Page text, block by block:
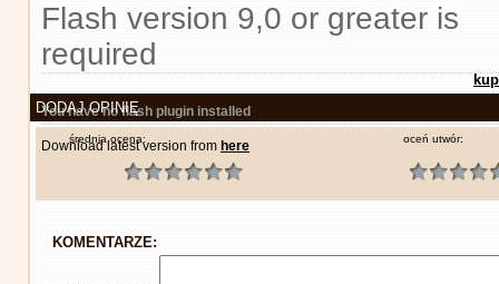
Flash version 9,0 or greater is
required
You have no flash plugin installed
Download latest version from here
DODAJ OPINIĘ
średnia ocena: oceń utwór:
KOMENTARZE: